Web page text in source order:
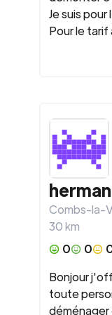
Je suis
Pour le tarif
herman
Combs-la-
30km
0
0
Bonjour
toute
déménager